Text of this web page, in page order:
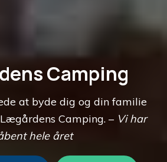
Camping
at byde dig og din familie
Camping. – Vi har
hele året